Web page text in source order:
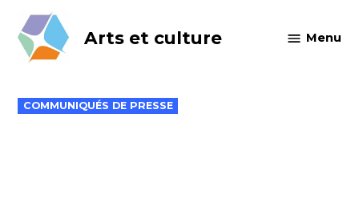
content
Arts et culture Menu
POSTED
IN
COMMUNIQUÉS DE PRESSE